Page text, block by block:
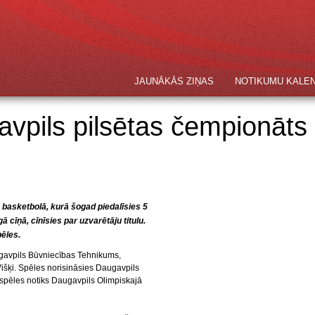
NOTIKUMU
JAUNĀKĀS ZIŅAS
pilsētas čempionāts
kurā šogad piedalīsies 5
cīņā, cīnīsies par uzvarētāju titulu.
Būvniecības Tehnikums,
Spēles norisināsies Daugavpils
notiks Daugavpils Olimpiskajā